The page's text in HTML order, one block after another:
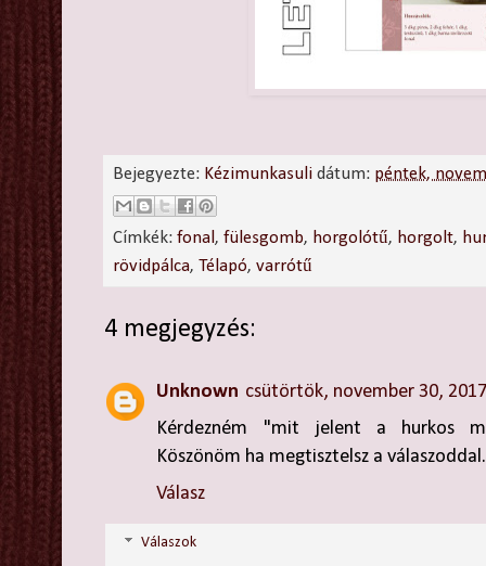
Bejegyezte: Kézimunkasuli dátum: péntek,
Címkék:fonal,fülesgomb, horgolótű, horgolt,
rövidpálca, Télapó,varrótű
4 megjegyzés:
Unknown csütörtök, november 30,
Kérdezném "mit jelent a hurkos
Köszönöm ha megtisztelsz a
Válasz
Válaszok